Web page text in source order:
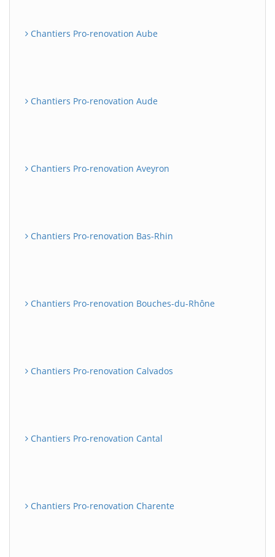
Chantiers Pro-renovation Aube
Chantiers Pro-renovation Aude
Chantiers Pro-renovation Aveyron
Chantiers Pro-renovation Bas-Rhin
Chantiers Pro-renovation Bouches-du-Rhône
Chantiers Pro-renovation Calvados
Chantiers Pro-renovation Cantal
Chantiers Pro-renovation Charente